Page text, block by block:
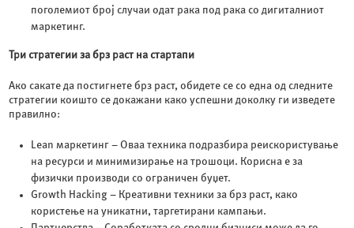
поголемиот број случаи одат рака под рака со дигиталниот
маркетинг.
Три стратегии за брз раст на стартапи
Ако сакате да постигнете брз раст, обидете се со една од следните
стратегии коишто се докажани како успешни доколку ги изведете
правилно:
Lean маркетинг – Оваа техника подразбира реискористување
на ресурси и минимизирање на трошоци. Корисна е за
физички производи со ограничен буџет.
Growth Hacking – Креативни техники за брз раст, како
користење на уникатни, таргетирани кампањи.